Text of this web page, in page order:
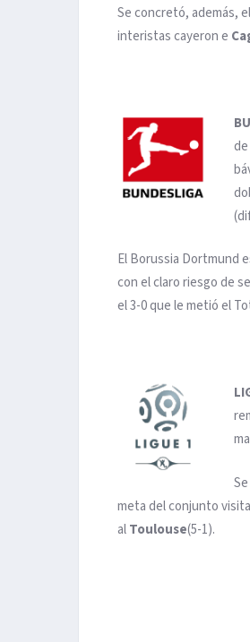
Se concretó, además,
interistas cayeron e
de
El Borussia Dortmund
con el claro riesgo de
el 3-0 que le metió el
meta del conjunto
alToulouse(5-1).